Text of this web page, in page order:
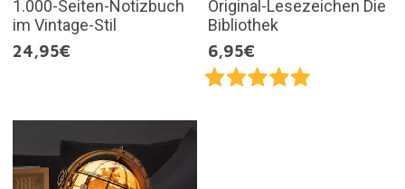
1.000-Seiten-Notizbuch
im Vintage-Stil
24,95€
Original-Lesezeichen Die
Bibliothek
6,95€